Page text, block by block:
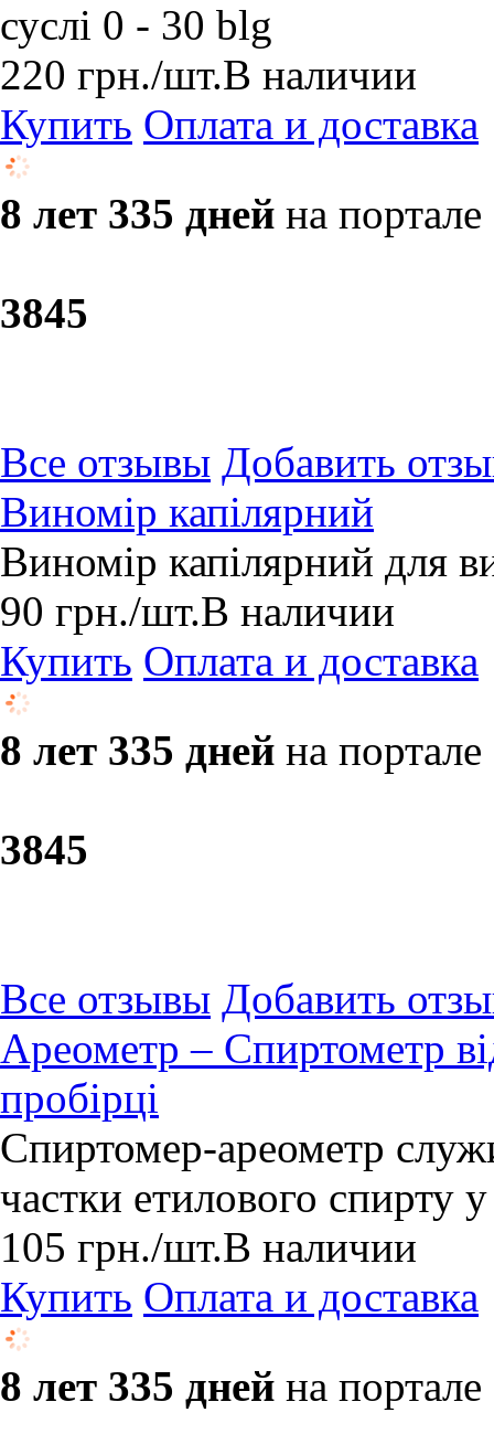
суслі 0 - 30 blg
220 грн./шт.В наличии
Купить Оплата и доставка
8 лет 335 дней на портале
3845
Все отзывы Добавить
Виномір капілярний
Виномір капілярний для
90 грн./шт.В наличии
Купить Оплата и доставка
8 лет 335 дней на портале
3845
Все отзывы Добавить
Ареометр – Спиртометр
пробірці
Спиртомер-ареометр
частки етилового спирту
105 грн./шт.В наличии
Купить Оплата и доставка
8 лет 335 дней на портале